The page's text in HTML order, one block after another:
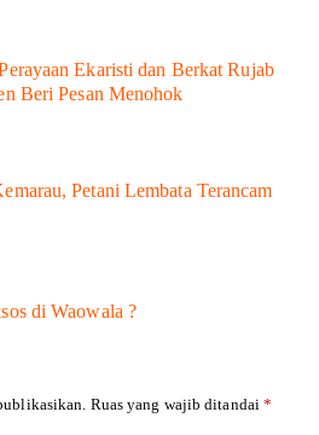
Ekaristi dan Berkat Rujab
Beri Pesan Menohok
Petani Lembata Terancam
di Waowala ?
Ruas yang wajib ditandai*